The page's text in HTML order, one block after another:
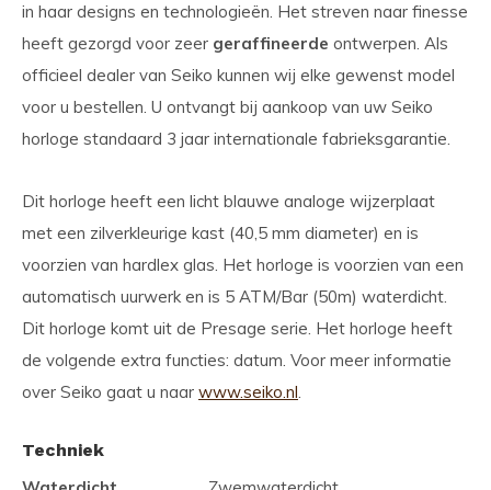
in haar designs en technologieën. Het streven naar finesse
heeft gezorgd voor zeer geraffineerde ontwerpen. Als
officieel dealer van Seiko kunnen wij elke gewenst model
voor u bestellen. U ontvangt bij aankoop van uw Seiko
horloge standaard 3 jaar internationale fabrieksgarantie.
Dit horloge heeft een licht blauwe analoge wijzerplaat
met een zilverkleurige kast (40,5 mm diameter) en is
voorzien van hardlex glas. Het horloge is voorzien van een
automatisch uurwerk en is 5 ATM/Bar (50m) waterdicht.
Dit horloge komt uit de Presage serie. Het horloge heeft
de volgende extra functies: datum. Voor meer informatie
over Seiko gaat u naar www.seiko.nl.
Techniek